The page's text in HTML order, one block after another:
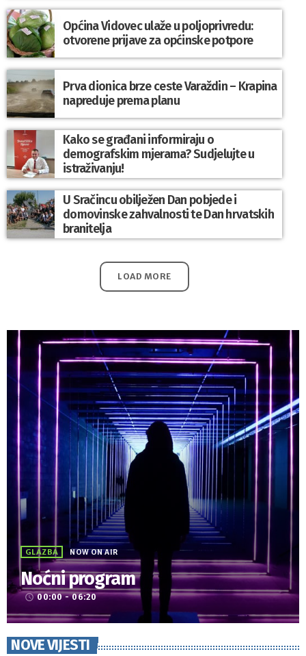
Općina Vidovec ulaže u poljoprivredu:
otvorene prijave za općinske potpore
Prva dionica brze ceste Varaždin – Krapina
napreduje prema planu
Kako se građani informiraju o
demografskim mjerama? Sudjelujte u
istraživanju!
U Sračincu obilježen Dan pobjede i
domovinske zahvalnosti te Dan hrvatskih
branitelja
LOAD MORE
GLAZBA NOW ON AIR
Noćni program
access_time 00:00 - 06:20
NOVE VIJESTI